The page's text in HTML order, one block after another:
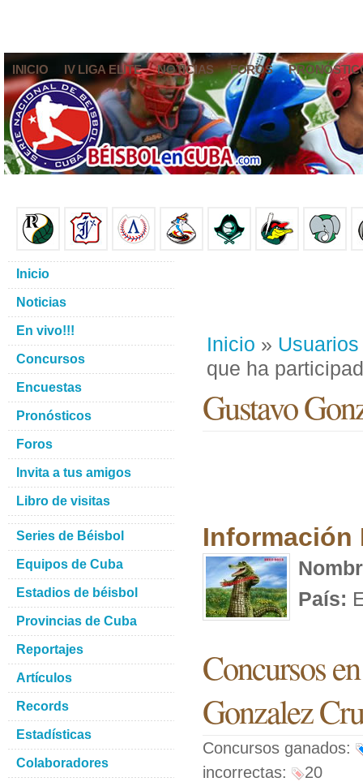
INICIO IV LIGA ELITE NOTICIAS FOROS
Inicio » Usuarios
que ha
Gustavo
Información
País:
Concursos
Gonzalez
Concursos ganados:
incorrectas:
20
Inicio
Noticias
En vivo!!!
Concursos
Encuestas
Pronósticos
Foros
Invita a tus amigos
Libro de visitas
Series de Béisbol
Equipos de Cuba
Estadios de béisbol
Provincias de Cuba
Reportajes
Artículos
Records
Estadísticas
Colaboradores